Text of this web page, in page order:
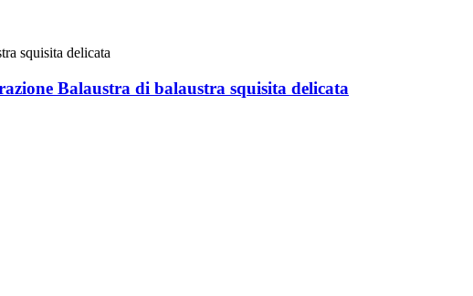
Balaustra di balaustra squisita delicata